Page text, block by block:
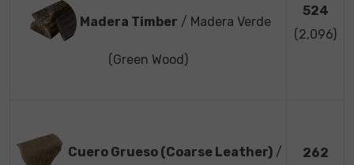
Madera Timber / Madera Verde
(Green Wood)
524
(2,096)
Cuero Grueso (Coarse Leather) /
262